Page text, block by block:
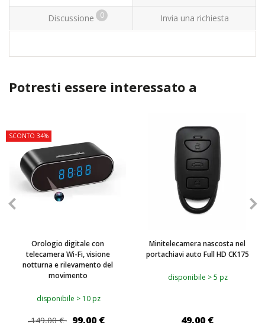
Discussione 0 Invia una richiesta
Potresti essere interessato a
SCONTO 34%
Orologio digitale con
telecamera Wi-Fi, visione
notturna e rilevamento del
movimento
disponibile > 10 pz
149,00 € 99,00 €
Minitelecamera nascosta nel
portachiavi auto Full HD CK175
disponibile > 5 pz
49,00 €